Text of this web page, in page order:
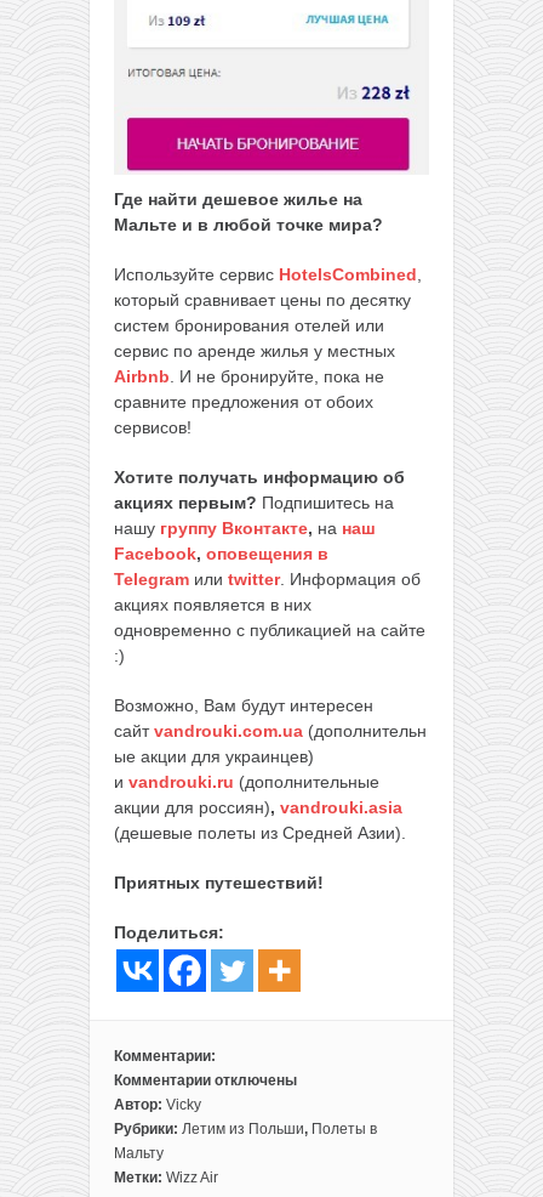
Где найти дешевое жилье на
Мальте и в любой точке мира?
Используйте сервис HotelsCombined
который сравнивает цены по десятку
систем бронирования отелей или
сервис по аренде жилья у местных
Airbnb . И не бронируйте, пока не
сравните предложения от обоих
сервисов!
Хотите получать информацию об
акциях первым? Подпишитесь на
нашу группу Вконтакте, на наш
Facebook, оповещения в
Telegram или twitter. Информация об
акциях появляется в них
одновременно с публикацией на сайте
:)
Возможно, Вам будут интересен
сайтvandrouki.com.ua (дополнительн
ые акции для украинцев)
и vandrouki.ru (дополнительные
акции для россиян), vandrouki.asia
(дешевые полеты из Средней Азии).
Приятных путешествий!
Поделиться:
Комментарии:
Комментарии
к
записи
Прямые
рейсы
отключены
Автор: Vicky
Рубрики: Летим из Польши, Полеты в
Мальту
Метки: Wizz Air